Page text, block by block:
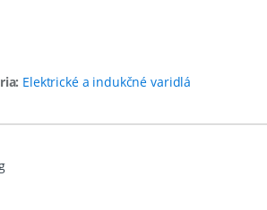
Elektrické a indukčné varidlá